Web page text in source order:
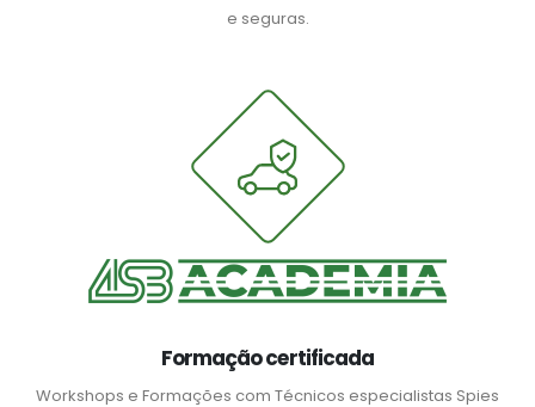
e seguras.
Formação certificada
Workshops e Formações com Técnicos especialistas Spies